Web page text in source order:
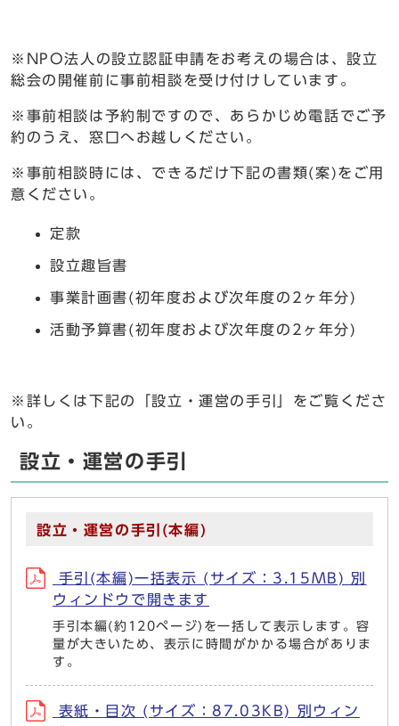
※NPO法人の設立認証申請をお考えの場合は、設立
総会の開催前に事前相談を受け付けしています。
※事前相談は予約制ですので、あらかじめ電話でご予
約のうえ、窓口へお越しください。
※事前相談時には、できるだけ下記の書類(案)をご用
意ください。
定款
設立趣旨書
事業計画書(初年度および次年度の2ヶ年分)
活動予算書(初年度および次年度の2ヶ年分)
※詳しくは下記の「設立・運営の手引」をご覧くださ
い。
設立・運営の手引
設立・運営の手引(本編)
手引(本編)一括表示 (サイズ：3.15MB) 別
ウィンドウで開きます
手引本編(約120ページ)を一括して表示します。容
量が大きいため、表示に時間がかかる場合がありま
す。
表紙・目次 (サイズ：87.03KB) 別ウィン